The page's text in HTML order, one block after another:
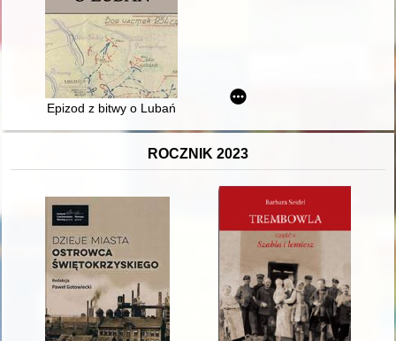
Epizod z bitwy o Lubań
ROCZNIK 2023